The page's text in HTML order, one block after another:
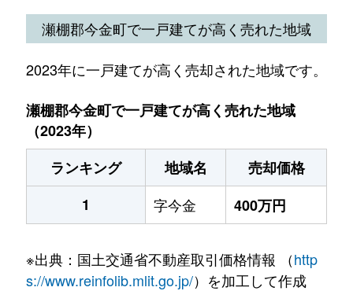
瀬棚郡今金町で一戸建てが高く売れた地域
2023年に一戸建てが高く売却された地域です。
瀬棚郡今金町で一戸建てが高く売れた地域
（2023年）
ランキング
地域名
売却価格
1
字今金 400万円
※出典：国土交通省不動産取引価格情報 （http
s://www.reinfolib.mlit.go.jp/）を加工して作成